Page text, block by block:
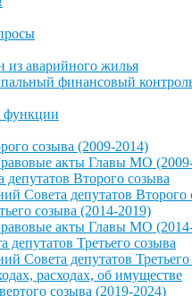
из аварийного жилья
финансовый
функции
созыва (2009-2014)
акты Главы МО
депутатов Второго созыва
Совета депутатов Второго
созыва (2014-2019)
акты Главы МО
депутатов Третьего созыва
Совета депутатов Третьего
расходах, об имуществе
созыва (2019-2024)